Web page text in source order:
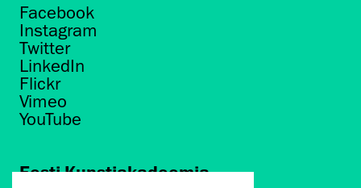
Facebook
Instagram
Twitter
LinkedIn
Flickr
Vimeo
YouTube
Eesti Kunstiakadeemia